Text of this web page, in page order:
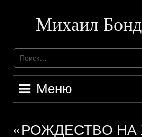
содержимомуМихаил
Меню
«РОЖДЕСТВО НА